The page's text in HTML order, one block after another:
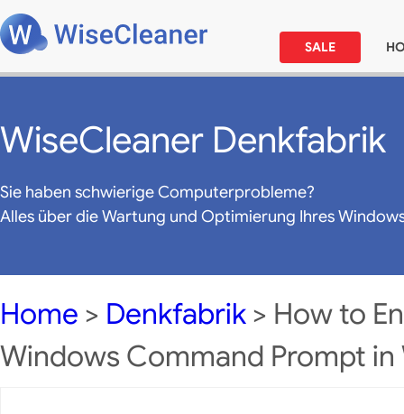
SALE
WiseCleaner Denkfabrik
Sie haben schwierige Computerprobleme?
Alles über die Wartung und Optimierung Ihres
Home > Denkfabrik > How to
Windows Command Prompt in